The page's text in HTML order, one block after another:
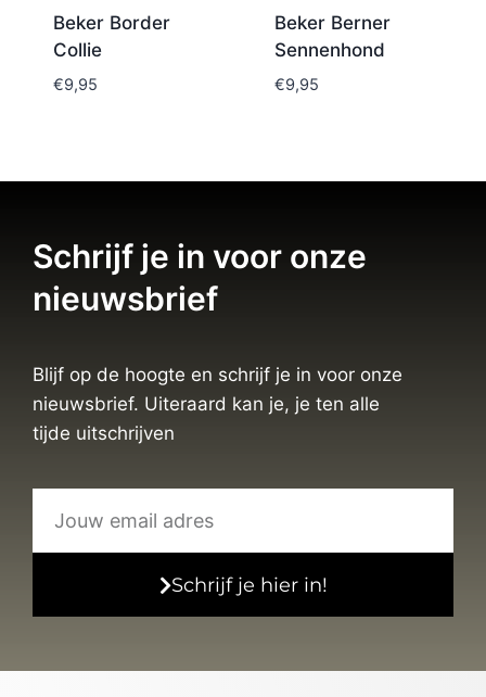
Beker Border
Collie
€9,95
Beker Berner
Sennenhond
€9,95
Schrijf je in voor onze
nieuwsbrief
Blijf op de hoogte en schrijf je in voor onze
nieuwsbrief. Uiteraard kan je, je ten alle
tijde uitschrijven
Schrijf je hier in!